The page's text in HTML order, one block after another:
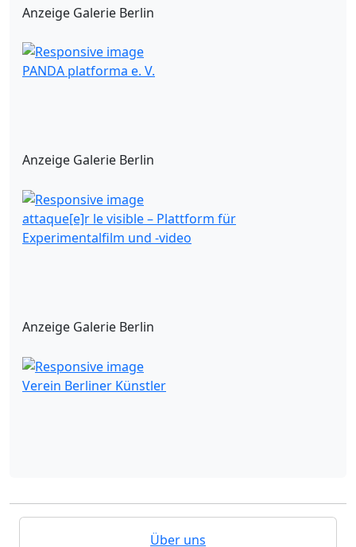
Anzeige Galerie Berlin
PANDA platforma e. V.
Anzeige Galerie Berlin
attaque[e]r le visible – Plattform für
Experimentalfilm und -video
Anzeige Galerie Berlin
Verein Berliner Künstler
Über uns